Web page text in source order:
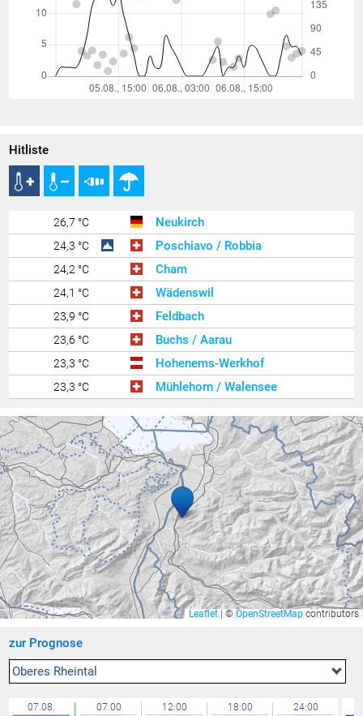
Hitliste
26,7 °C Neukirch
24,3 °C Poschiavo / Robbia
24,2 °C Cham
24,1 °C Wädenswil
23,9 °C Feldbach
23,6 °C Buchs / Aarau
23,3 °C Hohenems-Werkhof
23,3 °C Mühlehorn / Walensee
23,2 °C Klaus
23,1 °C Wolfurt
23,0 °C Zürich / Affoltern
23,0 °C Lachen / Galgenen
22,9 °C Riedt bei Erlen
22,9 °C Feldkirch Gisingen
22,8 °C Bregenz Mehrerau
22,8 °C Widnau
22,8 °C Götzis
22,8 °C
22,8 °C
Leaflet © OpenStreetMap contributors
zur Prognose
Oberes Rheintal
07.08. 07:00 12:00 18:00 24:00